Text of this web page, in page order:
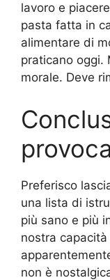
lavoro e
pasta fatta in
alimentare di
praticano oggi.
morale. Deve
Preferisco
una lista di
più sano e più
nostra
non è